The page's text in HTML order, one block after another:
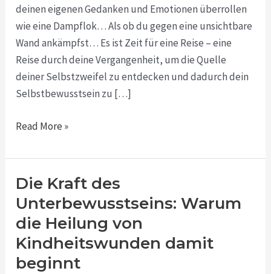
deinen eigenen Gedanken und Emotionen überrollen
wie eine Dampflok… Als ob du gegen eine unsichtbare
Wand ankämpfst… Es ist Zeit für eine Reise – eine
Reise durch deine Vergangenheit, um die Quelle
deiner Selbstzweifel zu entdecken und dadurch dein
Selbstbewusstsein zu […]
Read More »
Die Kraft des
Unterbewusstseins: Warum
die Heilung von
Kindheitswunden damit
beginnt
Die
Kraft
des
Unterbewusstseins:
Warum
die